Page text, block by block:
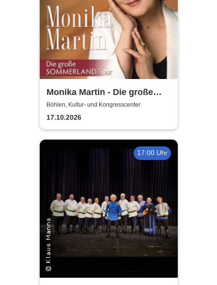
Monika Martin - Die große
Sommerland Tour
Böhlen, Kultur- und Kongresscenter
17.10.2026
17:00 Uhr